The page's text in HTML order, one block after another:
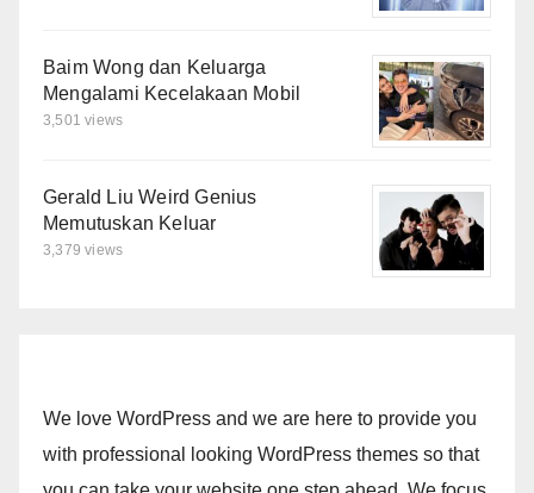
Baim Wong dan Keluarga
Mengalami Kecelakaan Mobil
3,501 views
Gerald Liu Weird Genius
Memutuskan Keluar
3,379 views
We love WordPress and we are here to provide you
with professional looking WordPress themes so that